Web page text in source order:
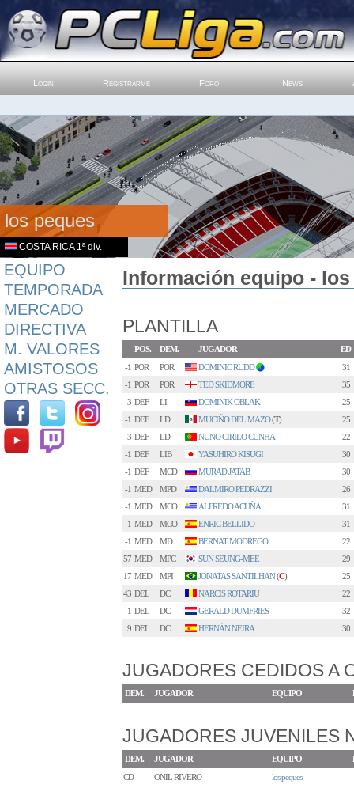
Login Registrarme Foro News
los peques
COSTA RICA 1ª div.
EQUIPO
TEMPORADA
MERCADO
DIRECTIVA
M. VALORES
AMISTOSOS
OTRAS SECC.
Información equipo - los
PLANTILLA
POS. DEM. JUGADOR
ED
-1 POR POR DOMINIC RUDD 1
31
-1 POR POR TED SKIDMORE
35
3 DEF LI DOMINIK OBLAK
25
-1 DEF LD MUCIÑO DEL MAZO(T)
25
3 DEF LD NUNO CIRILO CUNHA
22
-1 DEF LIB YASUHIRO KISUGI
30
-1 DEF MCD MURAD JATAB
30
-1 MED MPD DALMIRO PEDRAZZI
26
-1 MED MCO ALFREDO ACUÑA
31
-1 MED MCO ENRIC BELLIDO
31
-1 MED MD BERNAT MODREGO
22
57 MED MPC SUN SEUNG-MEE
29
17 MED MPI JONATAS SANTILHAN(C)
25
43 DEL DC NARCIS ROTARIU
22
-1 DEL DC GERALD DUMFRIES
32
9 DEL DC HERNÁN NEIRA 30
JUGADORES CEDIDOS A
DEM. JUGADOR EQUIPO
JUGADORES JUVENILES
DEM. JUGADOR EQUIPO
CD
ONIL RIVERO los peques